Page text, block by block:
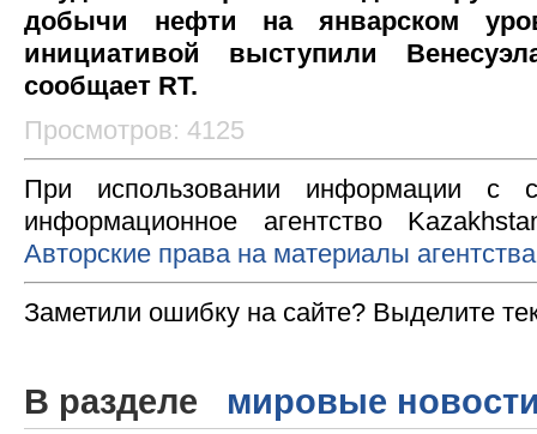
добычи нефти на январском
инициативой выступили
сообщает RT.
Просмотров: 4125
При использовании информации с
информационное агентство
Авторские права на материалы
Заметили ошибку на сайте? Выделите
В разделе мировые